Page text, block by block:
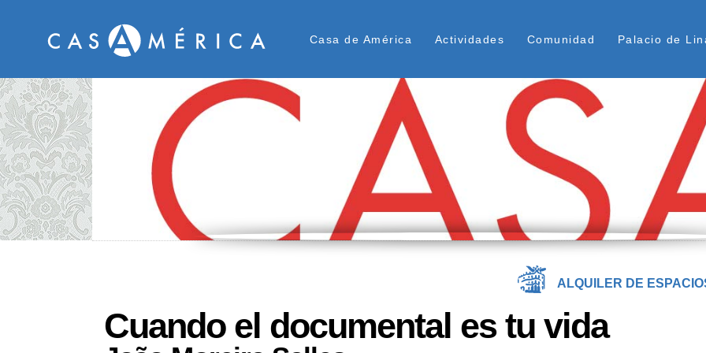
Menú Superior
Casa de América Actividades Comunidad Palacio de
ALQUILER DE
Cuando el documental es tu vida